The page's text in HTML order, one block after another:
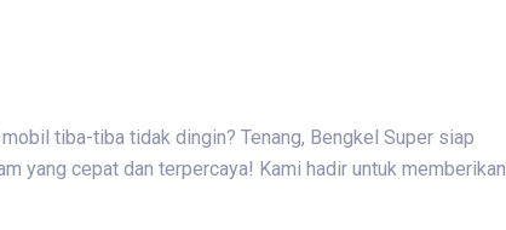
tiba-tiba tidak dingin? Tenang, Bengkel Super siap
yang cepat dan terpercaya! Kami hadir untuk memberikan